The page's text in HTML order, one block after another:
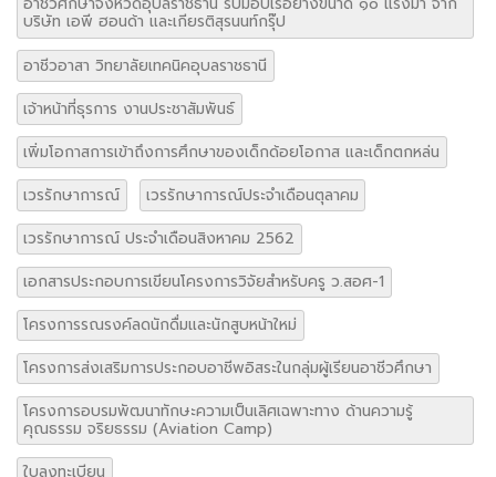
อาชีวอาสา วิทยาลัยเทคนิคอุบลราชธานี
เจ้าหน้าที่ธุรการ งานประชาสัมพันธ์
เพิ่มโอกาสการเข้าถึงการศึกษาของเด็กด้อยโอกาส และเด็กตกหล่น
เวรรักษาการณ์
เวรรักษาการณ์ประจำเดือนตุลาคม
เวรรักษาการณ์ ประจำเดือนสิงหาคม 2562
เอกสารประกอบการเขียนโครงการวิจัยสำหรับครู ว.สอศ-1
โครงการรณรงค์ลดนักดื่มและนักสูบหน้าใหม่
โครงการส่งเสริมการประกอบอาชีพอิสระในกลุ่มผู้เรียนอาชีวศึกษา
โครงการอบรมพัฒนาทักษะความเป็นเลิศเฉพาะทาง ด้านความรู้
คุณธรรม จริยธรรม (Aviation Camp)
ใบลงทะเบียน
ใบแจ้งยอดการชำระเงิน ภาคเรียนที่ 2 ปีการศึกษา 2562 ระดับ ปวส.